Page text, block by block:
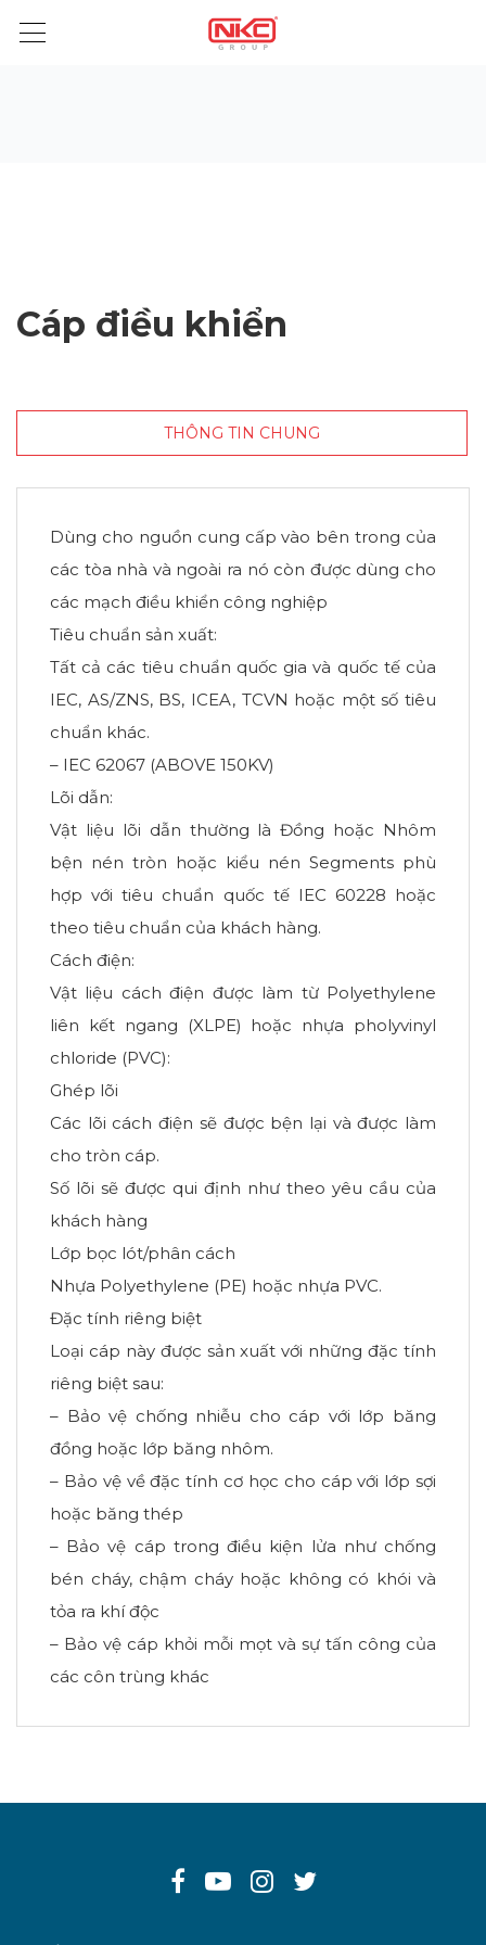
Cáp điều khiển
THÔNG TIN CHUNG
Dùng cho nguồn cung cấp vào bên trong của
các tòa nhà và ngoài ra nó còn được dùng cho
các mạch điều khiển công nghiệp
Tiêu chuẩn sản xuất:
Tất cả các tiêu chuẩn quốc gia và quốc tế của
IEC, AS/ZNS, BS, ICEA, TCVN hoặc một số tiêu
chuẩn khác.
– IEC 62067 (ABOVE 150KV)
Lõi dẫn:
Vật liệu lõi dẫn thường là Đồng hoặc Nhôm
bện nén tròn hoặc kiểu nén Segments phù
hợp với tiêu chuẩn quốc tế IEC 60228 hoặc
theo tiêu chuẩn của khách hàng.
Cách điện:
Vật liệu cách điện được làm từ Polyethylene
liên kết ngang (XLPE) hoặc nhựa pholyvinyl
chloride (PVC):
Ghép lõi
Các lõi cách điện sẽ được bện lại và được làm
cho tròn cáp.
Số lõi sẽ được qui định như theo yêu cầu của
khách hàng
Lớp bọc lót/phân cách
Nhựa Polyethylene (PE) hoặc nhựa PVC.
Đặc tính riêng biệt
Loại cáp này được sản xuất với những đặc tính
riêng biệt sau:
– Bảo vệ chống nhiễu cho cáp với lớp băng
đồng hoặc lớp băng nhôm.
– Bảo vệ về đặc tính cơ học cho cáp với lớp sợi
hoặc băng thép
– Bảo vệ cáp trong điều kiện lửa như chống
bén cháy, chậm cháy hoặc không có khói và
tỏa ra khí độc
– Bảo vệ cáp khỏi mỗi mọt và sự tấn công của
các côn trùng khác